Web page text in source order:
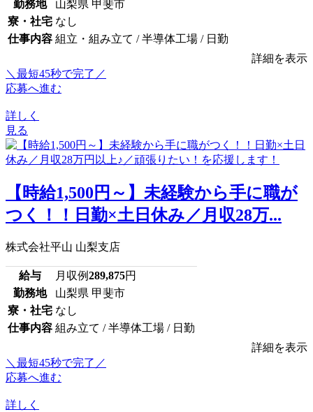
勤務地
山梨県 甲斐市
寮・社宅 なし
仕事内容 組立・組み立て / 半導体工場 / 日勤
詳細を表示
＼最短45秒で完了／
応募へ進む
詳しく
見る
【時給1,500円～】未経験から手に職が
つく！！日勤×土日休み／月収28万...
株式会社平山 山梨支店
給与 月収例289,875円
勤務地
山梨県 甲斐市
寮・社宅 なし
仕事内容 組み立て / 半導体工場 / 日勤
詳細を表示
＼最短45秒で完了／
応募へ進む
詳しく